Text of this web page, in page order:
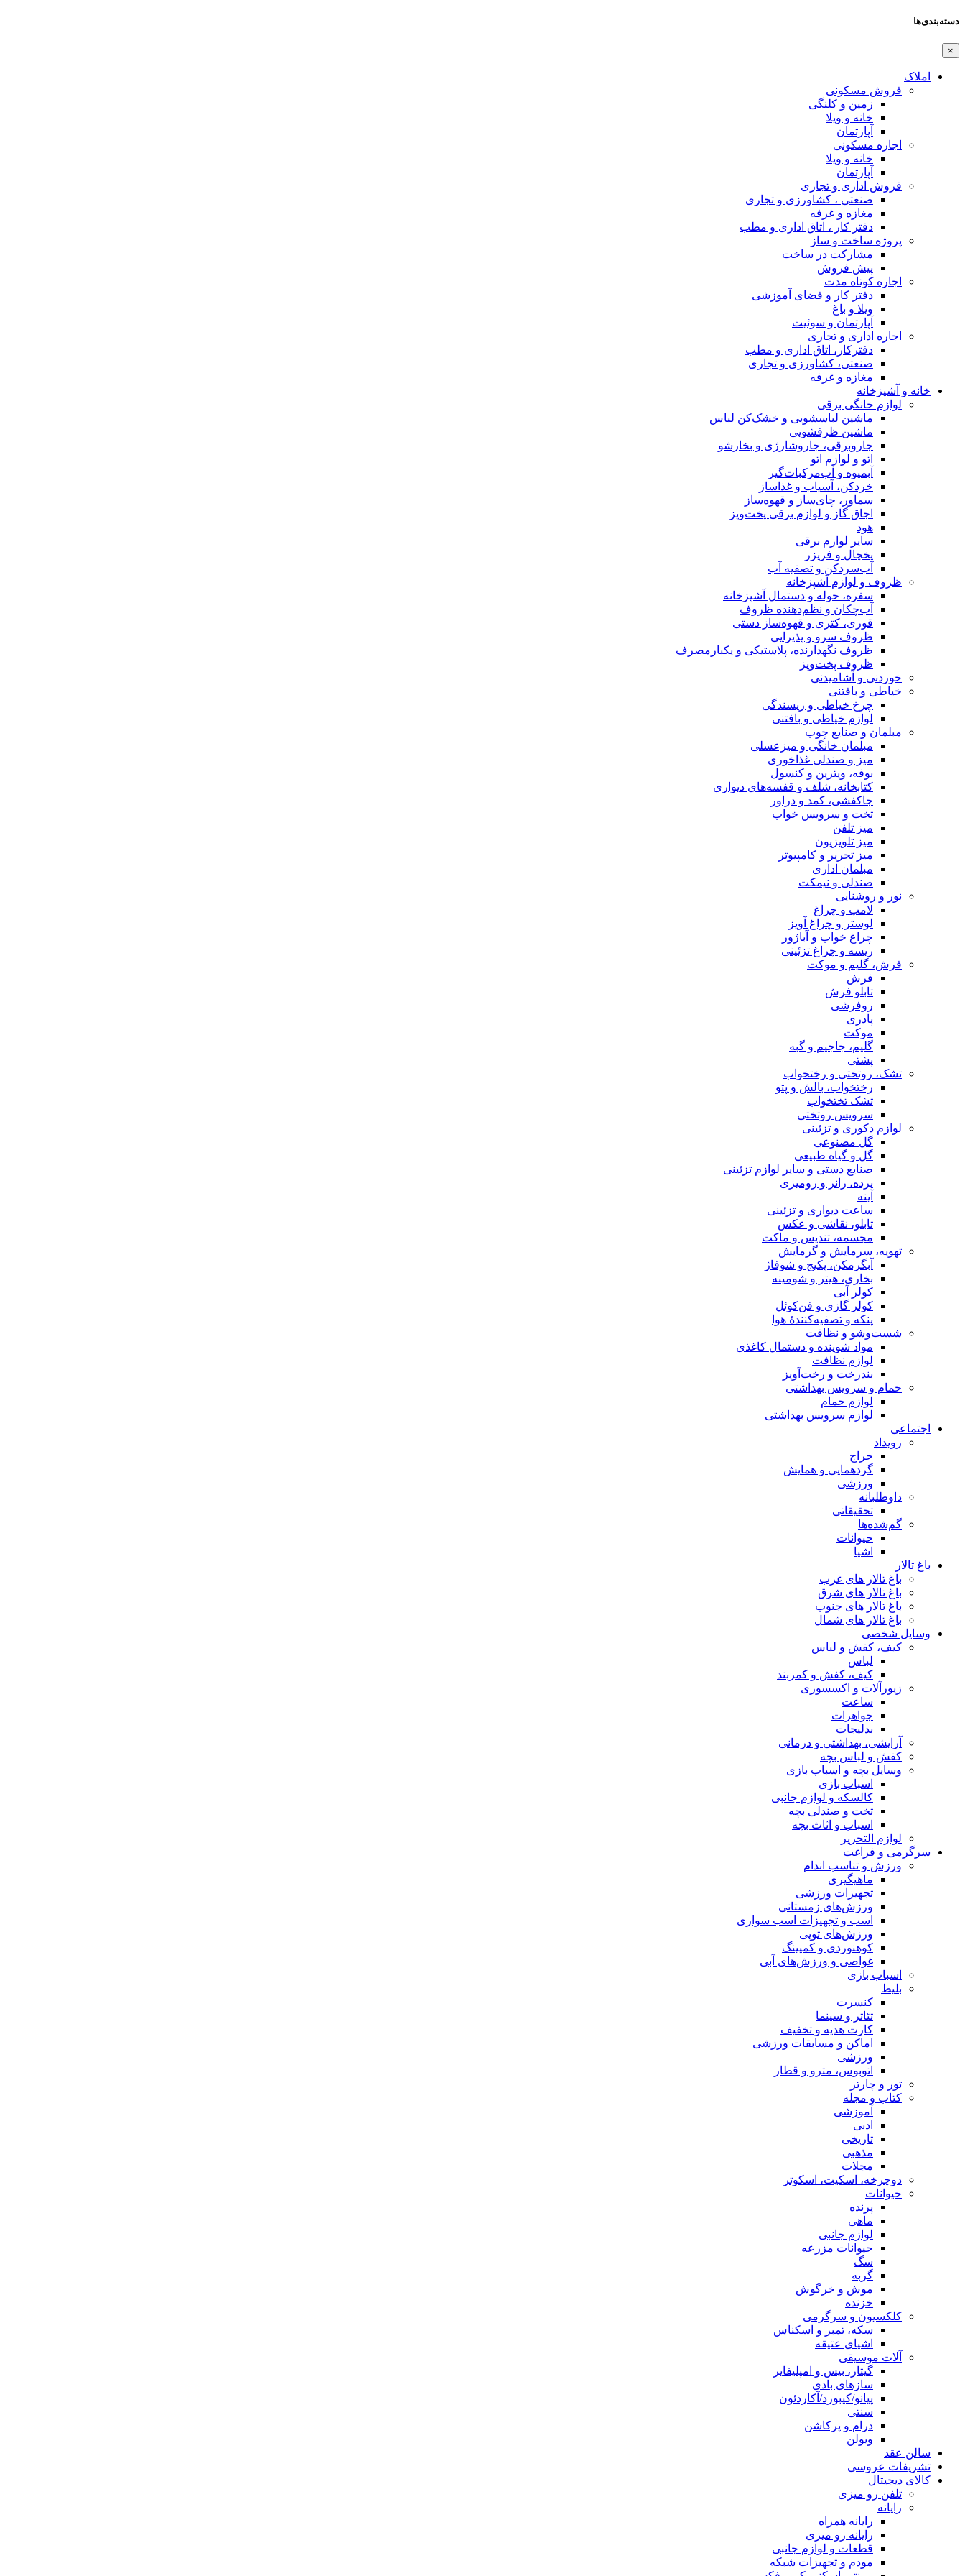
دسته‌بندی‌ها
×
املاک
فروش مسکونی
زمین و کلنگی
خانه و ویلا
آپارتمان
اجاره مسکونی
خانه و ویلا
آپارتمان
فروش اداری و تجاری
صنعتی ، کشاورزی و تجاری
مغازه و غرفه
دفتر کار ، اتاق اداری و مطب
پروژه ساخت و ساز
مشارکت در ساخت
پیش فروش
اجاره کوتاه مدت
دفتر کار و فضای آموزشی
ویلا و باغ
آپارتمان و سوئیت
اجاره اداری و تجاری
دفترکار، اتاق اداری و مطب
صنعتی، کشاورزی و تجاری
مغازه و غرفه
خانه و آشپزخانه
لوازم خانگی برقی
ماشین لباسشویی و خشک‌کن لباس
ماشین ظرفشویی
جاروبرقی، جاروشارژی و بخارشو
اتو و لوازم اتو
آبمیوه و آب‌مرکبات‌گیر
خردکن، آسیاب و غذاساز
سماور، چای‌ساز و قهوه‌ساز
اجاق گاز و لوازم برقی پخت‌وپز
هود
سایر لوازم برقی
یخچال و فریزر
آب‌سردکن و تصفیه آب
ظروف و لوازم آشپزخانه
سفره، حوله و دستمال آشپزخانه
آب‌چکان و نظم‌دهنده ظروف
قوری، کتری و قهوه‌ساز دستی
ظروف سرو و پذیرایی
ظروف نگهدارنده، پلاستیکی و یکبارمصرف
ظروف پخت‌وپز
خوردنی و آشامیدنی
خیاطی و بافتنی
چرخ خیاطی و ریسندگی
لوازم خیاطی و بافتنی
مبلمان و صنایع چوب
مبلمان خانگی و میزعسلی
میز و صندلی غذاخوری
بوفه، ویترین و کنسول
کتابخانه، شلف و قفسه‌های دیواری
جاکفشی، کمد و دراور
تخت و سرویس خواب
میز تلفن
میز تلویزیون
میز تحریر و کامپیوتر
مبلمان اداری
صندلی و نیمکت
نور و روشنایی
لامپ و چراغ
لوستر و چراغ آویز
چراغ خواب و آباژور
ریسه و چراغ تزئینی
فرش، گلیم و موکت
فرش
تابلو فرش
روفرشی
پادری
موکت
گلیم، جاجیم و گبه
پشتی
تشک، روتختی و رختخواب
رختخواب، بالش و پتو
تشک تختخواب
سرویس روتختی
لوازم دکوری و تزئینی
گل مصنوعی
گل و گیاه طبیعی
صنایع دستی و سایر لوازم تزئینی
پرده، رانر و رومیزی
آینه
ساعت دیواری و تزئینی
تابلو، نقاشی و عکس
مجسمه، تندیس و ماکت
تهویه، سرمایش و گرمایش
آبگرمکن، پکیج و شوفاژ
بخاری، هیتر و شومینه
کولر آبی
کولر گازی و فن‌کوئل
پنکه و تصفیه‌کنندهٔ هوا
شست‌وشو و نظافت
مواد شوینده و دستمال کاغذی
لوازم نظافت
بندرخت و رخت‌آویز
حمام و سرویس بهداشتی
لوازم حمام
لوازم سرویس بهداشتی
اجتماعی
رویداد
حراج
گردهمایی و همایش
ورزشی
داوطلبانه
تحقیقاتی
گم‌شده‌ها
حیوانات
اشیا
باغ تالار
باغ تالار های غرب
باغ تالار های شرق
باغ تالار های جنوب
باغ تالار های شمال
وسایل شخصی
کیف، کفش و لباس
لباس
کیف، کفش و کمربند
زیورآلات و اکسسوری
ساعت
جواهرات
بدلیجات
آرایشی، بهداشتی و درمانی
کفش و لباس بچه
وسایل بچه و اسباب بازی
اسباب بازی
کالسکه و لوازم جانبی
تخت و صندلی بچه
اسباب و اثاث بچه
لوازم التحریر
سرگرمی و فراغت
ورزش و تناسب اندام
ماهیگیری
تجهیزات ورزشی
ورزش‌های زمستانی
اسب و تجهیزات اسب سواری
ورزش‌های توپی
کوهنوردی و کمپینگ
غواصی و ورزش‌های آبی
اسباب‌ بازی
بلیط
کنسرت
تئاتر و سینما
کارت هدیه و تخفیف
اماکن و مسابقات ورزشی
ورزشی
اتوبوس، مترو و قطار
تور و چارتر
کتاب و مجله
آموزشی
ادبی
تاریخی
مذهبی
مجلات
دوچرخه، اسکیت، اسکوتر
حیوانات
پرنده
ماهی
لوازم جانبی
حیوانات مزرعه
سگ
گربه
موش و خرگوش
خزنده
کلکسیون و سرگرمی
سکه، تمبر و اسکناس
اشیای عتیقه
آلات موسیقی
گیتار، بیس و امپلیفایر
سازهای بادی
پیانو/کیبورد/آکاردئون
سنتی
درام و پرکاشن
ویولن
سالن عقد
تشریفات عروسی
کالای دیجیتال
تلفن رو میزی
رایانه
رایانه همراه
رایانه رو میزی
قطعات و لوازم جانبی
مودم و تجهیزات شبکه